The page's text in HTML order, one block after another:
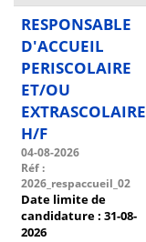
RESPONSABLE
D'ACCUEIL
PERISCOLAIRE
ET/OU
EXTRASCOLAIRE
H/F
04-08-2026
Réf :
2026_respaccueil_02
Date limite de
candidature : 31-08-
2026